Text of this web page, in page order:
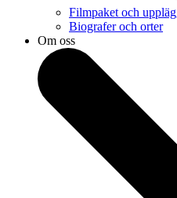
Filmpaket och
Biografer och orter
Om oss